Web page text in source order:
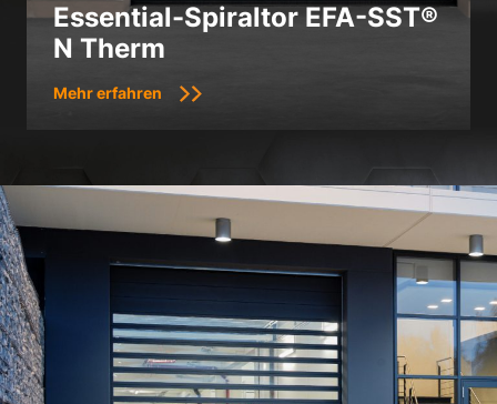
Essential-Spiraltor EFA-SST®
N Therm
Mehr erfahren